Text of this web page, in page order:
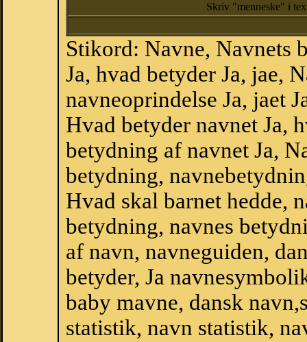
Skriv "menneske" i
Stikord: Navne, Navnets
Ja, hvad betyder Ja, jae,
navneoprindelse Ja, jaet
Hvad betyder navnet Ja,
betydning af navnet Ja,
betydning,
Hvad skal barnet hedde,
betydning, navnes
af navn, navneguiden,
betyder, Ja
baby mavne, dansk
statistik, navn statistik,